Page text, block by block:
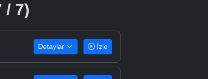
/ 7)
Detaylar İzle